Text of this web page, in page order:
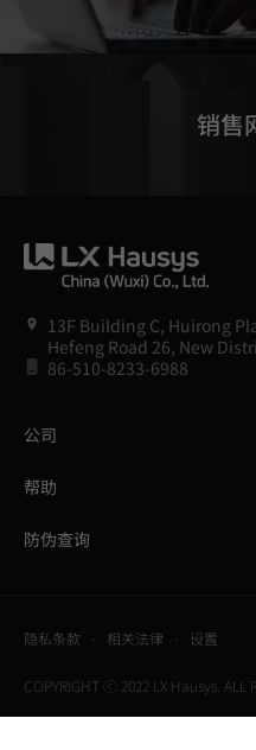
销售
13F Building C, Huirong
Hefeng Road 26, New
86-510-8233-6988
公司
帮助
防伪查询
隐私条款 相关法律 设置
COPYRIGHT ⓒ 2022 LX Hausys. ALL